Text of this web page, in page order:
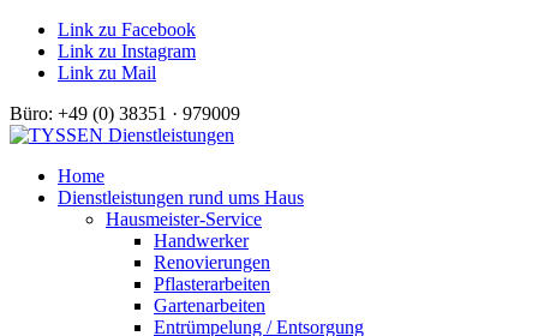
Link zu Facebook
Link zu Instagram
Link zu Mail
Büro: +49 (0) 38351 · 979009
Home
Dienstleistungen rund ums Haus
Hausmeister-Service
Handwerker
Renovierungen
Pflasterarbeiten
Gartenarbeiten
Entrümpelung / Entsorgung